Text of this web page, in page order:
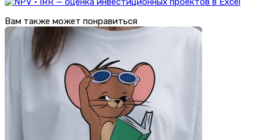
Вам также может понравиться